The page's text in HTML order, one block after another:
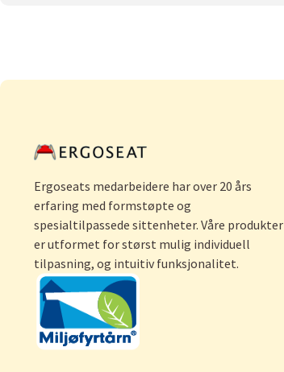
Ergoseats medarbeidere har over 20 års
erfaring med formstøpte og
spesialtilpassede sittenheter. Våre produkter
er utformet for størst mulig individuell
tilpasning, og intuitiv funksjonalitet.